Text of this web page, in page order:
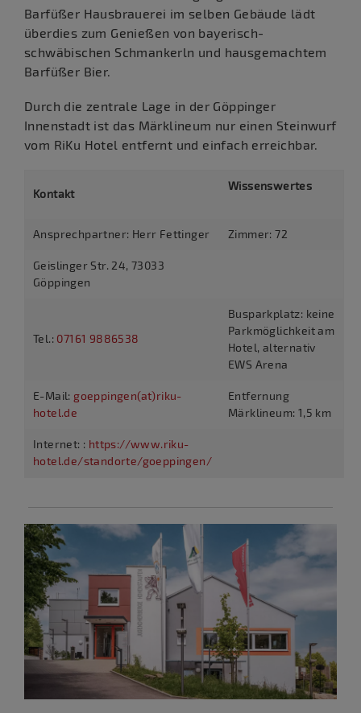
Barfüßer Hausbrauerei im selben Gebäude lädt
überdies zum Genießen von bayerisch-
schwäbischen Schmankerln und hausgemachtem
Barfüßer Bier.
Durch die zentrale Lage in der Göppinger
Innenstadt ist das Märklineum nur einen Steinwurf
vom RiKu Hotel entfernt und einfach erreichbar.
Kontakt
Wissenswertes
Ansprechpartner: Herr Fettinger Zimmer: 72
Geislinger Str. 24, 73033
Göppingen
Tel.: 07161 9886538
Busparkplatz: keine
Parkmöglichkeit am
Hotel, alternativ
EWS Arena
E-Mail: goeppingen(at)riku-
hotel.de
Entfernung
Märklineum: 1,5 km
Internet: : https://www.riku-
hotel.de/standorte/goeppingen/